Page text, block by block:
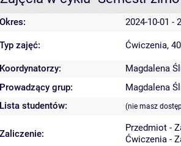
Okres: 2024-10-01 -
Typ zajęć: Ćwiczenia,
Koordynatorzy:
Magdalena
Prowadzący grup:
Magdalena
Lista studentów:
(nie masz
Zaliczenie:
Przedmiot -
Ćwiczenia -